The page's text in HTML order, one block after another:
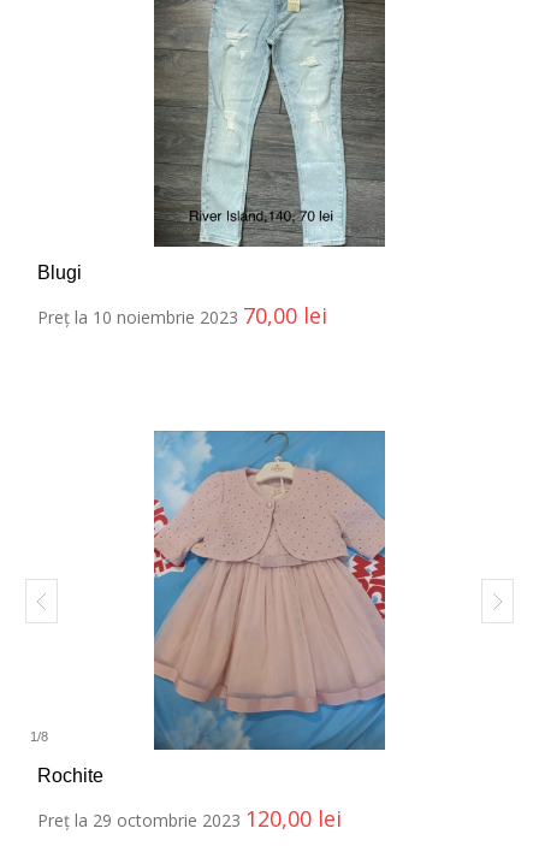
Blugi
Preț la 10 noiembrie 2023 70,00 lei
1 /8
Rochite
Preț la 29 octombrie 2023 120,00 lei